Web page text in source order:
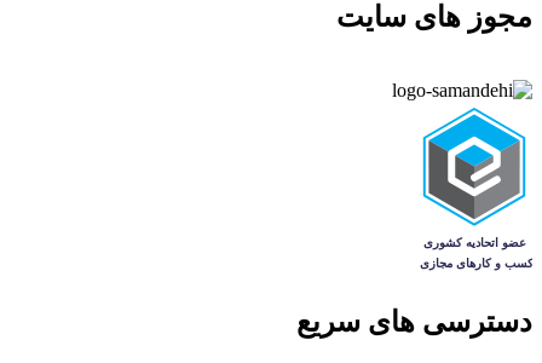
مجوز های سایت
دسترسی های سریع